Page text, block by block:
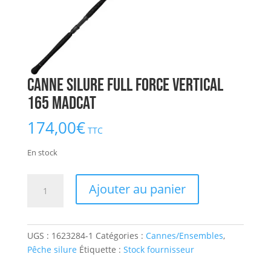
Canne Silure Full Force Vertical
165 MADCAT
174,00€ TTC
En stock
Silure
Full
Force
Ajouter au panier
UGS : 1623284-1 Catégories : Cannes/Ensembles,
Pêche silure Étiquette : Stock fournisseur